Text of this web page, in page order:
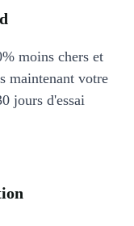
moins chers et
maintenant votre
jours d'essai